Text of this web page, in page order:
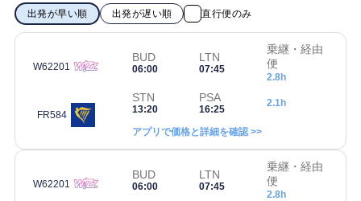
出発が早い順 出発が遅い順 直行便のみ
W62201
BUD
06:00
LTN
07:45
乗継・経由
便
2.8h
FR584
STN
13:20
PSA
16:25
2.1h
アプリで価格と詳細を確認 >>
W62201
BUD
06:00
LTN
07:45
乗継・経由
便
2.8h